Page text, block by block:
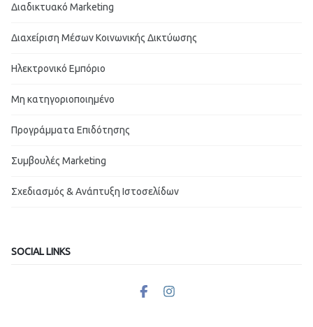
Διαδικτυακό Marketing
Διαχείριση Μέσων Κοινωνικής Δικτύωσης
Ηλεκτρονικό Εμπόριο
Μη κατηγοριοποιημένο
Προγράμματα Επιδότησης
Συμβουλές Marketing
Σχεδιασμός & Ανάπτυξη Ιστοσελίδων
SOCIAL LINKS